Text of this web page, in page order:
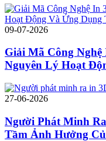
09-07-2026
Giải Mã Công
Nguyên Lý Hoạt
27-06-2026
Người Phát Minh
Tầm Ảnh Hưởng